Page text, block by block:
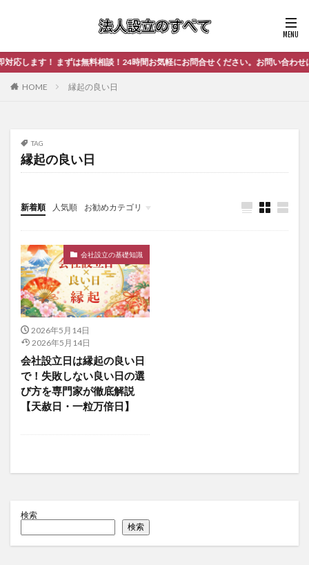
します！ まずは無料相談！24時間お気軽にお問合せください。お問い合わせはこ
HOME 縁起の良い日
TAG
縁起の良い日
新着順 人気順 お勧めカテゴリ
未分類
会社設立の基礎知識
2026年5月14日
2026年5月14日
会社設立日は縁起の良い日
で！失敗しない良い日の選
び方を専門家が徹底解説
【天赦日・一粒万倍日】
検索
検索